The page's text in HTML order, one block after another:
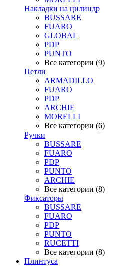
Накладки на цилиндр
BUSSARE
FUARO
GLOBAL
PDP
PUNTO
Все категории (9)
Петли
ARMADILLO
FUARO
PDP
ARCHIE
MORELLI
Все категории (6)
Ручки
BUSSARE
FUARO
PDP
PUNTO
ARCHIE
Все категории (8)
Фиксаторы
BUSSARE
FUARO
PDP
PUNTO
RUCETTI
Все категории (8)
Плинтуса